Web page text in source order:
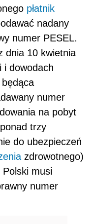
płatnik
nadany
numer PESEL.
dnia 10 kwietnia
i dowodach
numer
na pobyt
trzy
do ubezpieczeń
zdrowotnego)
musi
numer